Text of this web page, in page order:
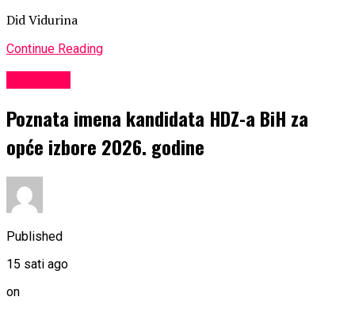
Did Vidurina
Continue Reading
Poznata imena kandidata HDZ-a BiH za
opće izbore 2026. godine
Published
15 sati ago
on